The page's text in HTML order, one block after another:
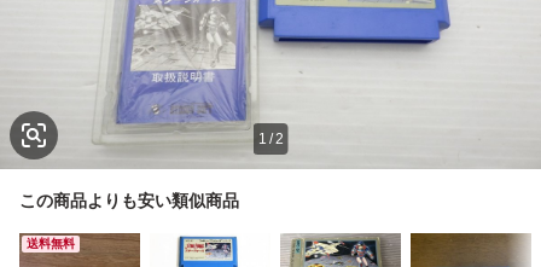
1 /2
この商品よりも安い類似商品
送料無料